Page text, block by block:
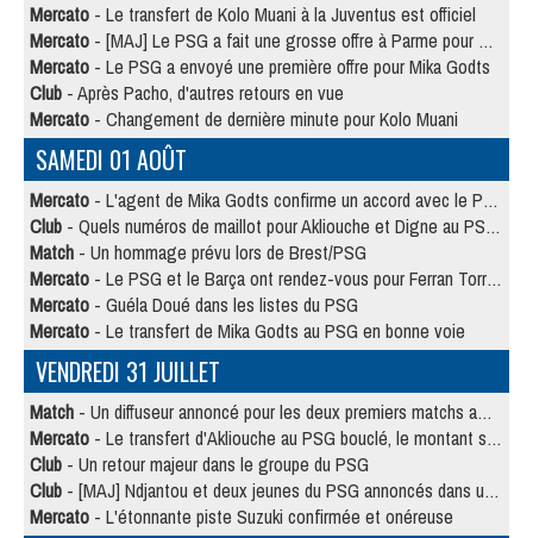
Mercato - Le transfert de Kolo Muani à la Juventus est officiel
Mercato - [MAJ] Le PSG a fait une grosse offre à Parme pour Suzuki
Mercato - Le PSG a envoyé une première offre pour Mika Godts
Club - Après Pacho, d'autres retours en vue
Mercato - Changement de dernière minute pour Kolo Muani
SAMEDI 01 AOÛT
Mercato - L'agent de Mika Godts confirme un accord avec le PSG
Club - Quels numéros de maillot pour Akliouche et Digne au PSG ?
Match - Un hommage prévu lors de Brest/PSG
Mercato - Le PSG et le Barça ont rendez-vous pour Ferran Torres
Mercato - Guéla Doué dans les listes du PSG
Mercato - Le transfert de Mika Godts au PSG en bonne voie
VENDREDI 31 JUILLET
Match - Un diffuseur annoncé pour les deux premiers matchs amicaux du PSG
Mercato - Le transfert d'Akliouche au PSG bouclé, le montant se précise
Club - Un retour majeur dans le groupe du PSG
Club - [MAJ] Ndjantou et deux jeunes du PSG annoncés dans un tournoi U21
Mercato - L'étonnante piste Suzuki confirmée et onéreuse